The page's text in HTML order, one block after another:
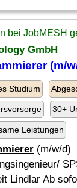
bei JobMESH
GmbH
(m/
Studium
30+
Leistungen
(m/w/d)
Lindlar Ab